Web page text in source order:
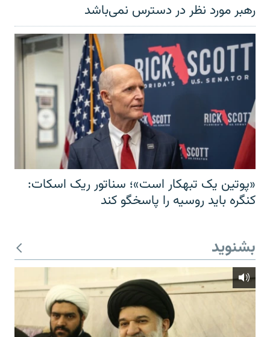
رهبر مورد نظر در دسترس نمی‌باشد
«پوتین یک تبهکار است»؛ سناتور ریک اسکات:
کنگره باید روسیه را پاسخگو کند
بشنوید